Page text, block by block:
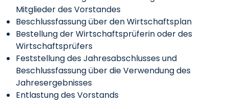
Mitglieder des Vorstandes
Beschlussfassung über den Wirtschaftsplan
Bestellung der Wirtschaftsprüferin oder des
Wirtschaftsprüfers
Feststellung des Jahresabschlusses und
Beschlussfassung über die Verwendung des
Jahresergebnisses
Entlastung des Vorstands